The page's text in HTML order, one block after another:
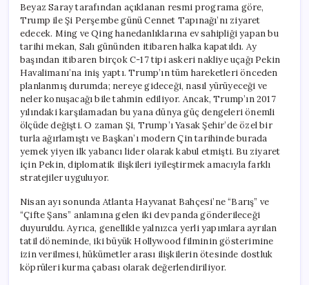
Beyaz Saray tarafından açıklanan resmi programa göre,
Trump ile Şi Perşembe günü Cennet Tapınağı’nı ziyaret
edecek. Ming ve Qing hanedanlıklarına ev sahipliği yapan bu
tarihi mekan, Salı gününden itibaren halka kapatıldı. Ay
başından itibaren birçok C-17 tipi askeri nakliye uçağı Pekin
Havalimanı’na iniş yaptı. Trump’ın tüm hareketleri önceden
planlanmış durumda; nereye gideceği, nasıl yürüyeceği ve
neler konuşacağı bile tahmin ediliyor. Ancak, Trump’ın 2017
yılındaki karşılamadan bu yana dünya güç dengeleri önemli
ölçüde değişti. O zaman Şi, Trump’ı Yasak Şehir’de özel bir
turla ağırlamıştı ve Başkan’ı modern Çin tarihinde burada
yemek yiyen ilk yabancı lider olarak kabul etmişti. Bu ziyaret
için Pekin, diplomatik ilişkileri iyileştirmek amacıyla farklı
stratejiler uyguluyor.
Nisan ayı sonunda Atlanta Hayvanat Bahçesi’ne “Barış” ve
“Çifte Şans” anlamına gelen iki dev panda gönderileceği
duyuruldu. Ayrıca, genellikle yalnızca yerli yapımlara ayrılan
tatil döneminde, iki büyük Hollywood filminin gösterimine
izin verilmesi, hükümetler arası ilişkilerin ötesinde dostluk
köprüleri kurma çabası olarak değerlendiriliyor.